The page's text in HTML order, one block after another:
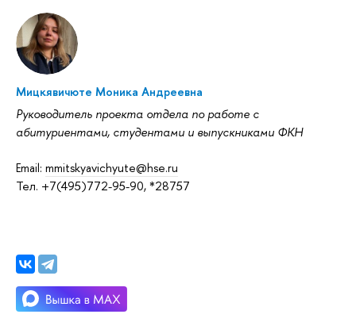
Мицкявичюте Моника Андреевна
Руководитель проекта отдела по работе с
абитуриентами, студентами и выпускниками ФКН
Email: mmitskyavichyute@hse.ru
Тел. +7(495)772-95-90, *28757